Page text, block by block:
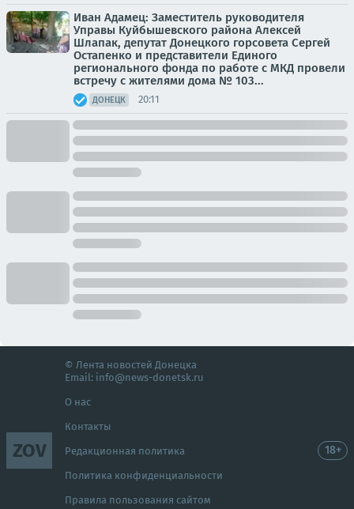
Иван Адамец: Заместитель руководителя
Управы Куйбышевского района Алексей
Шлапак, депутат Донецкого горсовета Сергей
Остапенко и представители Единого
регионального фонда по работе с МКД провели
встречу с жителями дома № 103...
ДОНЕЦК 20:11
ZOV
© Лента новостей Донецка
Email: info@news-donetsk.ru
О нас
Контакты
Редакционная политика
Политика конфиденциальности
Правила пользования сайтом
18+